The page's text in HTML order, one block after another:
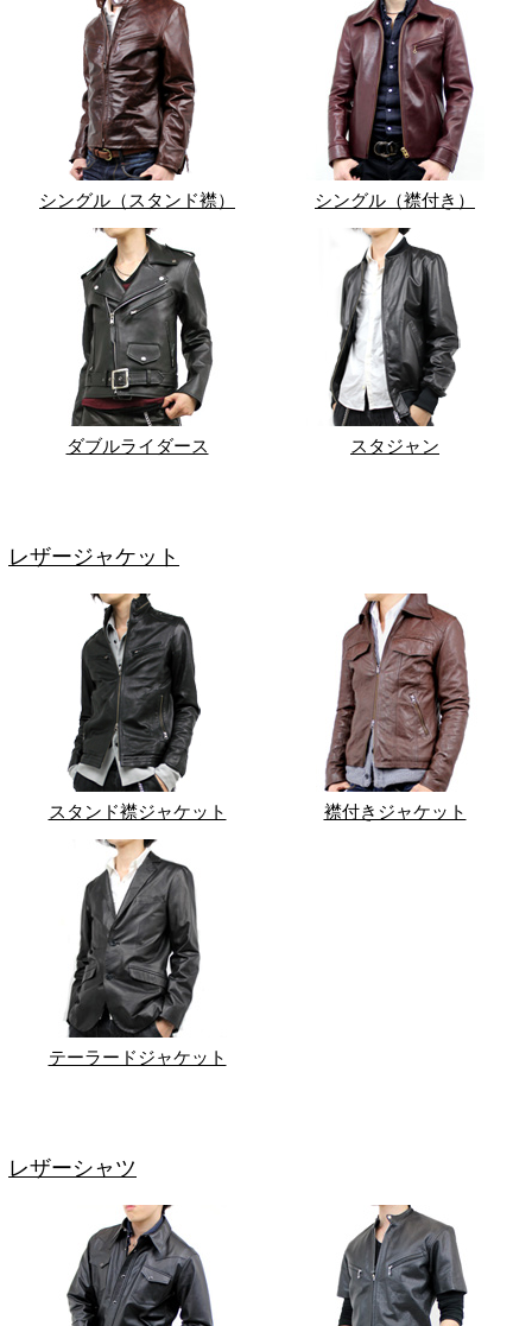
シングル（スタンド襟） シングル（襟付き）
ダブルライダース スタジャン
レザージャケット
スタンド襟ジャケット 襟付きジャケット
テーラードジャケット
レザーシャツ